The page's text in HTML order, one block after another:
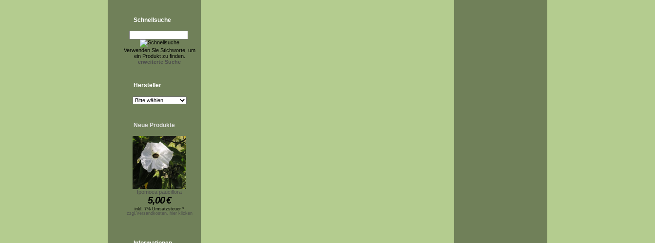
Schnellsuche
Verwenden Sie Stichworte, um
ein Produkt zu finden.
erweiterte Suche
Hersteller
Neue Produkte
Ipomoea pauciflora
5,00€
inkl. 7% Umsatzsteuer *
zzgl.Versandkosten, hier klicken